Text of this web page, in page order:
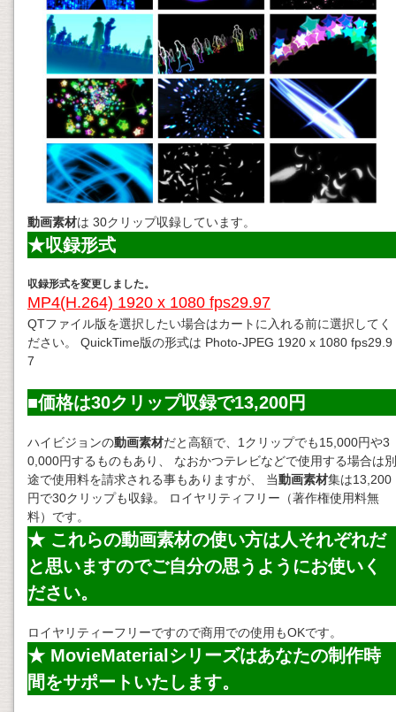
動画素材は 30クリップ収録しています。
★収録形式
収録形式を変更しました。
MP4(H.264) 1920 x 1080 fps29.97
QTファイル版を選択したい場合はカートに入れる前に選択してく
ださい。 QuickTime版の形式は Photo-JPEG 1920 x 1080 fps29.9
7
■価格は30クリップ収録で13,200円
ハイビジョンの動画素材だと高額で、1クリップでも15,000円や3
0,000円するものもあり、 なおかつテレビなどで使用する場合は別
途で使用料を請求される事もありますが、 当動画素材集は13,200
円で30クリップも収録。 ロイヤリティフリー（著作権使用料無
料）です。
★ これらの動画素材の使い方は人それぞれだ
と思いますのでご自分の思うようにお使いく
ださい。
ロイヤリティーフリーですので商用での使用もOKです。
★ MovieMaterialシリーズはあなたの制作時
間をサポートいたします。